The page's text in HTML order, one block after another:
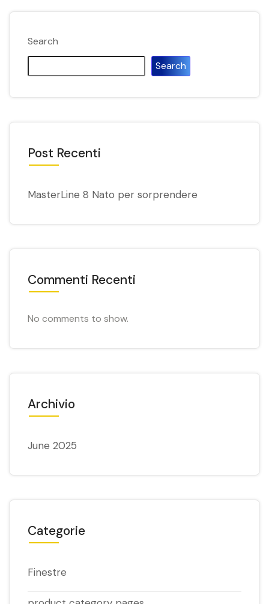
Search
Search
Post Recenti
MasterLine 8 Nato per sorprendere
Commenti Recenti
No comments to show.
Archivio
June 2025
Categorie
Finestre